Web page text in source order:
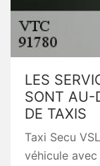
LES
SONT AU-
DE TAXIS
Taxi Secu
véhicule